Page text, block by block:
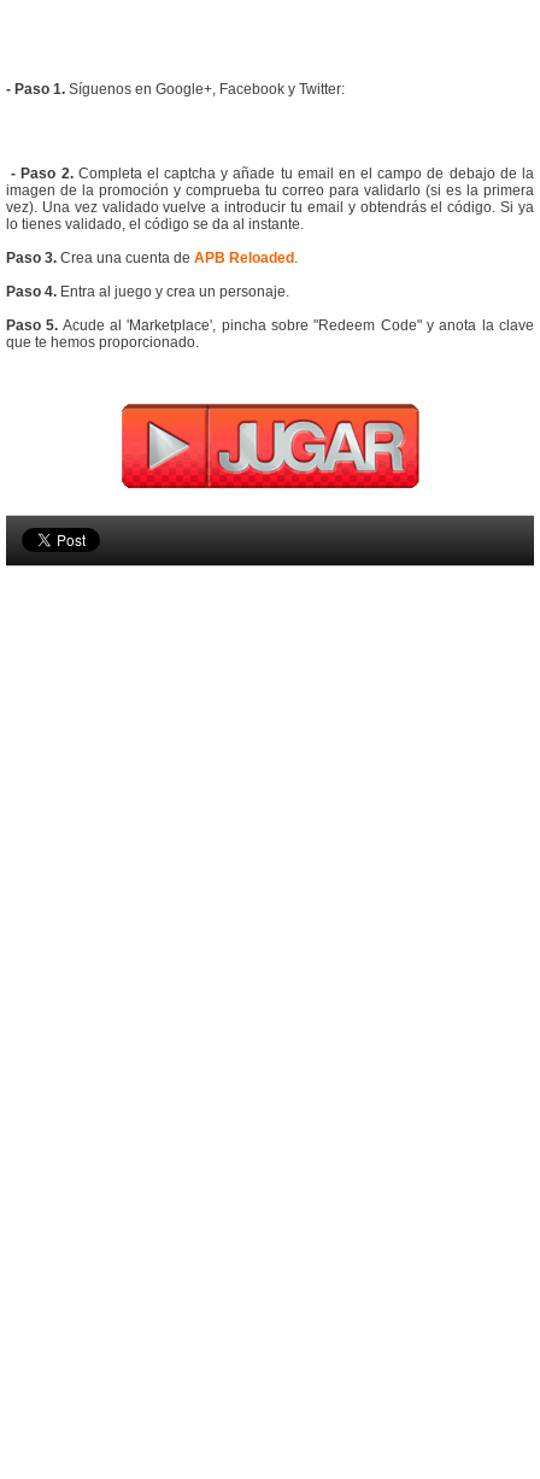
- Paso 1. Síguenos en Google+, Facebook y Twitter:
- Paso 2.Completa el captcha y añade tu email en el campo de debajo de la
imagen de la promoción y comprueba tu correo para validarlo (si es la primera
vez). Una vez validado vuelve a introducir tu email y obtendrás el código. Si ya
lo tienes validado, el código se da al instante.
Paso 3. Crea una cuenta de APB Reloaded .
Paso 4. Entra al juego y crea un personaje.
Paso 5. Acude al 'Marketplace', pincha sobre "Redeem Code" y anota la clave
que te hemos proporcionado.